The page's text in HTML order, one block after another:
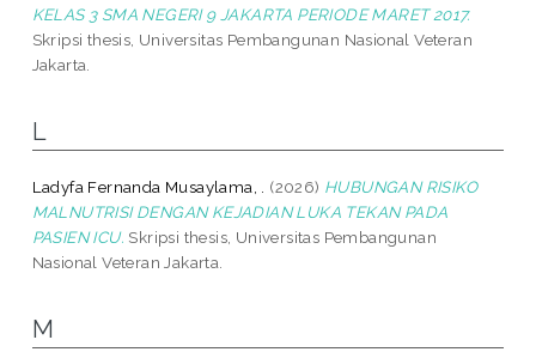
KELAS 3 SMA NEGERI 9 JAKARTA PERIODE MARET 2017.
Skripsi thesis, Universitas Pembangunan Nasional Veteran
Jakarta.
L
Ladyfa Fernanda Musaylama, . (2026) HUBUNGAN RISIKO
MALNUTRISI DENGAN KEJADIAN LUKA TEKAN PADA
PASIEN ICU. Skripsi thesis, Universitas Pembangunan
Nasional Veteran Jakarta.
M